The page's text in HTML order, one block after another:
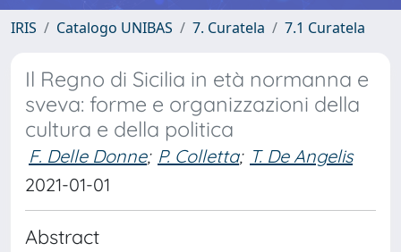
IRIS Catalogo UNIBAS 7. Curatela 7.1 Curatela
Il Regno di Sicilia in età normanna e
sveva: forme e organizzazioni della
cultura e della politica
F. Delle Donne; P. Colletta; T. De Angelis
2021-01-01
Abstract